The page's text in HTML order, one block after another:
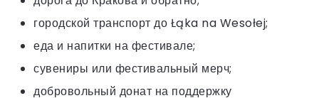
городской транспорт до Łąka na Wesołej;
еда и напитки на фестивале;
сувениры или фестивальный мерч;
добровольный донат на поддержку